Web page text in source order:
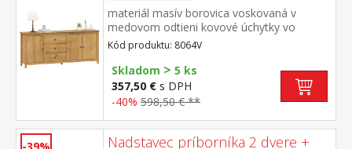
materiál masív borovica voskovaná v
medovom odtieni kovové úchytky vo
farebnom prevedení černená mosadz 3
zásuvky s kovovými pojazdmi, 3 plné dvere,
2 police maximálne nosnosti uvedené v
návode na montáž
Kód produktu: 8064V
Skladom > 5 ks
357,50 € s DPH
-40% 598,50 € **
Nadstavec príborníka 2 dvere +